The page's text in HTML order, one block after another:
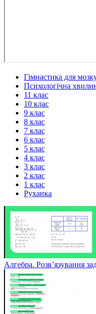
Гімнастика для
Психологічна
11 клас
10 клас
9 клас
8 клас
7 клас
6 клас
5 клас
4 клас
3 клас
2 клас
1 клас
Руханка
Алгебра. Розв’язування